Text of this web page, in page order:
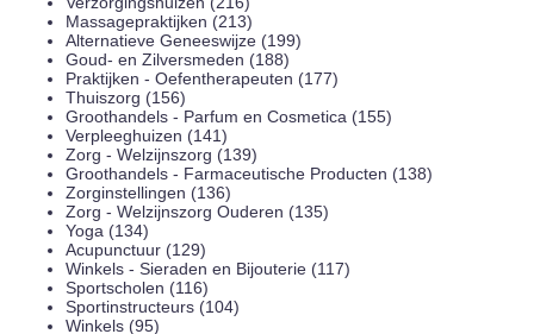
Massagepraktijken (213)
Alternatieve Geneeswijze (199)
Goud- en Zilversmeden (188)
Praktijken - Oefentherapeuten (177)
Thuiszorg (156)
Groothandels - Parfum en Cosmetica (155)
Verpleeghuizen (141)
Zorg - Welzijnszorg (139)
Groothandels - Farmaceutische Producten (138)
Zorginstellingen (136)
Zorg - Welzijnszorg Ouderen (135)
Yoga (134)
Acupunctuur (129)
Winkels - Sieraden en Bijouterie (117)
Sportscholen (116)
Sportinstructeurs (104)
Winkels (95)